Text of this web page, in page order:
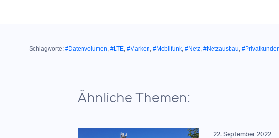
Schlagworte: #Datenvolumen, #LTE, #Marken, #Mobilfunk, #Netz, #Netzausbau, #Privatkunden
Ähnliche Themen:
22. September 2022